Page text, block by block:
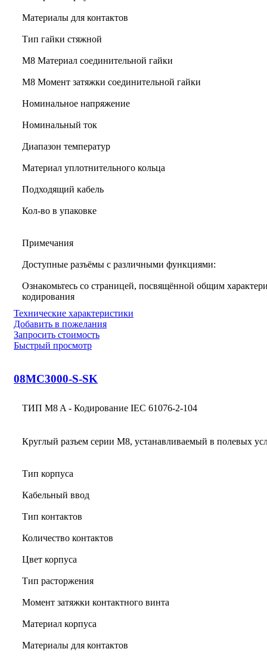
Материалы для контактов
Тип гайки стяжной
М8 Материал соединительной гайки
M8 Момент затяжки соединительной гайки
Номинальное напряжение
Номинальный ток
Диапазон температур
Материал уплотнительного кольца
Подходящий кабель
Кол-во в упаковке
Примечания
Доступные разъёмы с различными функциями:
Ознакомьтесь со страницей, посвящённой общим
кодирования
Технические характеристики
Добавить в пожелания
Запросить стоимость
Быстрый просмотр
08MC3000-S-SK
ТИП M8 A - Кодирование IEC 61076-2-104
Круглый разъем серии M8, устанавливаемый в полевых
Тип корпуса
Кабельный ввод
Тип контактов
Количество контактов
Цвет корпуса
Тип расторжения
Момент затяжки контактного винта
Материал корпуса
Материалы для контактов